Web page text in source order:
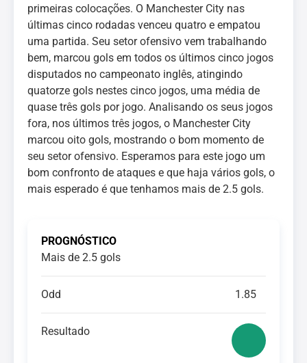
primeiras colocações. O Manchester City nas
últimas cinco rodadas venceu quatro e empatou
uma partida. Seu setor ofensivo vem trabalhando
bem, marcou gols em todos os últimos cinco jogos
disputados no campeonato inglês, atingindo
quatorze gols nestes cinco jogos, uma média de
quase três gols por jogo. Analisando os seus jogos
fora, nos últimos três jogos, o Manchester City
marcou oito gols, mostrando o bom momento de
seu setor ofensivo. Esperamos para este jogo um
bom confronto de ataques e que haja vários gols, o
mais esperado é que tenhamos mais de 2.5 gols.
PROGNÓSTICO
Mais de 2.5 gols
Odd 1.85
Resultado